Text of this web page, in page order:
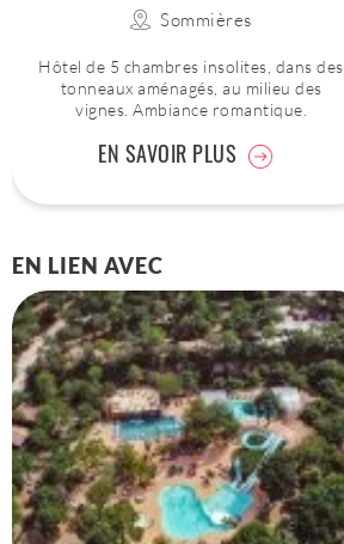
Sommières
Hôtel de 5 chambres insolites, dans des
tonneaux aménagés, au milieu des
vignes. Ambiance romantique.
EN SAVOIR PLUS
EN LIEN AVEC